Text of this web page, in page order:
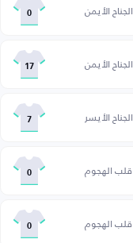
الجناح الأيمن 0
الجناح الأيمن 17
الجناح الأيسر 7
قلب الهجوم 0
قلب الهجوم 0